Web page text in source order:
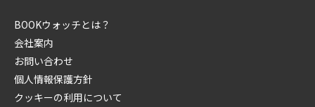
BOOKウォッチとは？
会社案内
お問い合わせ
個人情報保護方針
クッキーの利用について